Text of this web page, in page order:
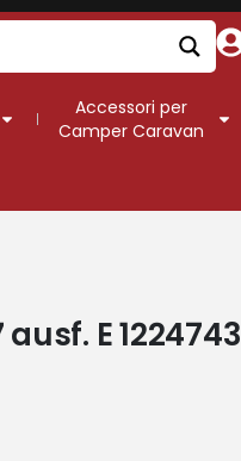
Accessori per
Camper Caravan
E 1224743